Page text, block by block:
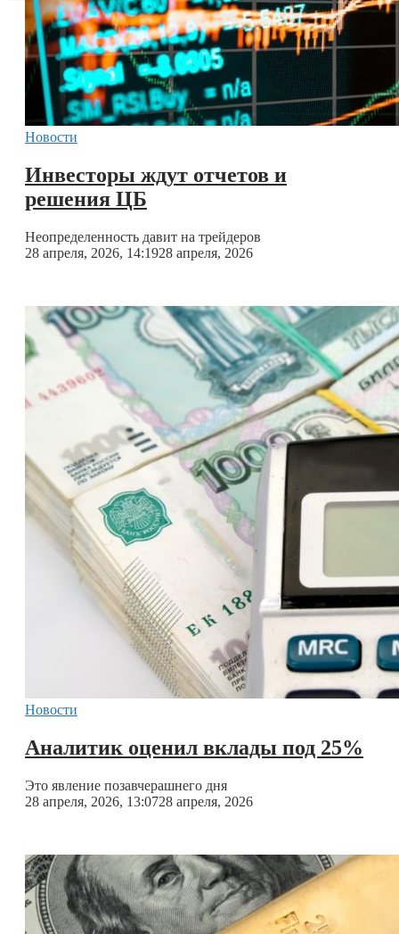
Новости
Инвесторы ждут отчетов и
решения ЦБ
Неопределенность давит на трейдеров
28 апреля, 2026, 14:1928 апреля, 2026
Новости
Аналитик оценил вклады под 25%
Это явление позавчерашнего дня
28 апреля, 2026, 13:0728 апреля, 2026